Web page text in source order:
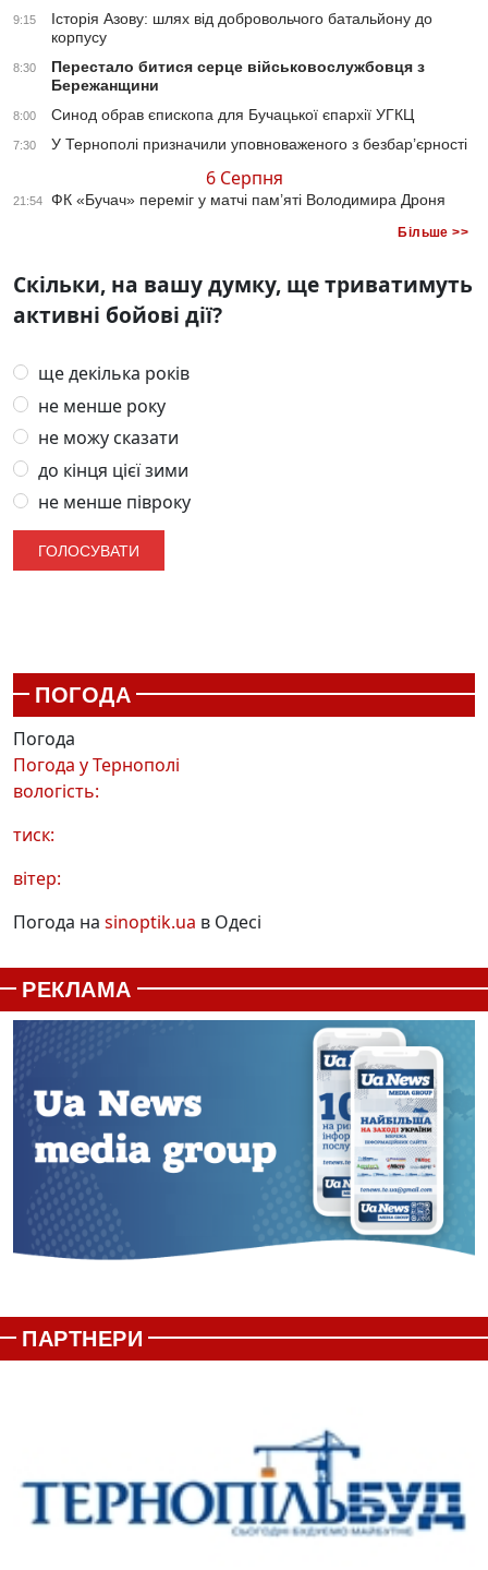
9:15
Історія Азову: шлях від добровольчого батальйону до
корпусу
8:30
Перестало битися серце військовослужбовця з
Бережанщини
8:00 Синод обрав єпископа для Бучацької єпархії УГКЦ
7:30 У Тернополі призначили уповноваженого з безбар’єрності
6 Серпня
21:54 ФК «Бучач» переміг у матчі пам’яті Володимира Дроня
Більше >>
Скільки, на вашу думку, ще триватимуть
активні бойові дії?
ще декілька років
не менше року
не можу сказати
до кінця цієї зими
не менше півроку
ПОГОДА
Погода
Погода уТернополі
вологість:
тиск:
вітер:
Погода на sinoptik.ua в Одесі
РЕКЛАМА
ПАРТНЕРИ